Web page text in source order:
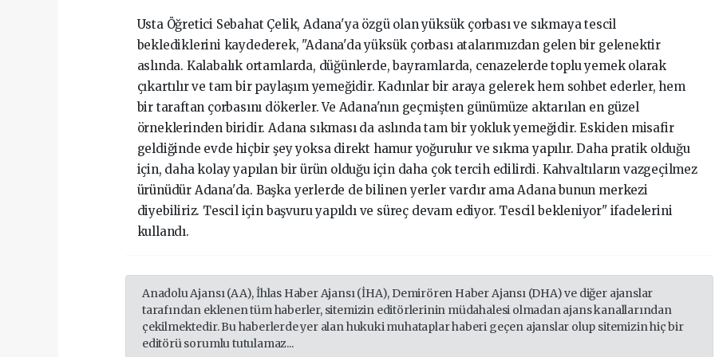
Usta Öğretici Sebahat Çelik, Adana'ya özgü olan yüksük çorbası ve sıkmaya tescil
beklediklerini kaydederek, "Adana'da yüksük çorbası atalarımızdan gelen bir gelenektir
aslında. Kalabalık ortamlarda, düğünlerde, bayramlarda, cenazelerde toplu yemek olarak
çıkartılır ve tam bir paylaşım yemeğidir. Kadınlar bir araya gelerek hem sohbet ederler, hem
bir taraftan çorbasını dökerler. Ve Adana'nın geçmişten günümüze aktarılan en güzel
örneklerinden biridir. Adana sıkması da aslında tam bir yokluk yemeğidir. Eskiden misafir
geldiğinde evde hiçbir şey yoksa direkt hamur yoğurulur ve sıkma yapılır. Daha pratik olduğu
için, daha kolay yapılan bir ürün olduğu için daha çok tercih edilirdi. Kahvaltıların vazgeçilmez
ürünüdür Adana'da. Başka yerlerde de bilinen yerler vardır ama Adana bunun merkezi
diyebiliriz. Tescil için başvuru yapıldı ve süreç devam ediyor. Tescil bekleniyor" ifadelerini
kullandı.
Anadolu Ajansı (AA), İhlas Haber Ajansı (İHA), Demirören Haber Ajansı (DHA) ve diğer ajanslar
tarafından eklenen tüm haberler, sitemizin editörlerinin müdahalesi olmadan ajans kanallarından
çekilmektedir. Bu haberlerde yer alan hukuki muhataplar haberi geçen ajanslar olup sitemizin hiç bir
editörü sorumlu tutulamaz...